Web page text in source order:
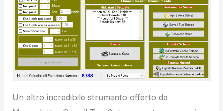
Un altro incredibile strumento offerto da